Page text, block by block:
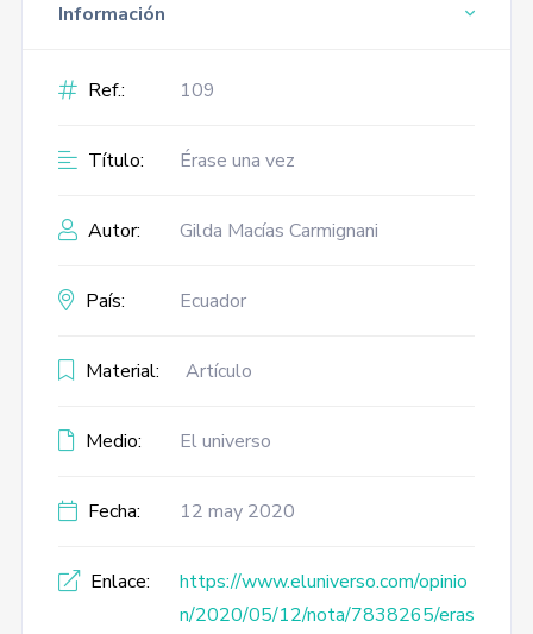
Información
Ref.: 109
Título: Érase una vez
Autor: Gilda Macías Carmignani
País: Ecuador
Material: Artículo
Medio: El universo
Fecha: 12 may 2020
Enlace:
https://www.eluniverso.com/opinio
n/2020/05/12/nota/7838265/eras